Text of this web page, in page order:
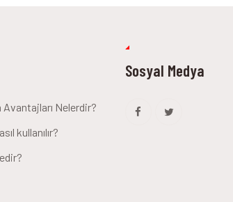
Avantajları Nelerdir?
kullanılır?
Sosyal Medya